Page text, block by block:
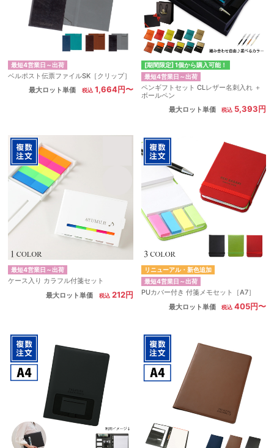
最短4営業日～出荷
ベルポスト伝票ファイルSK［クリップ］
最大ロット単価
1,664円〜
[期間限定] 1個から購入可能！
最短4営業日～出荷
ペンギフトセット CLレザー名刺入れ ＋
ボールペン
最大ロット単価
5,393円
最短4営業日～出荷
ケース入り カラフル付箋セット
最大ロット単価
212円
リニューアル・新色追加
最短4営業日～出荷
PUカバー付き 付箋メモセット［A7］
最大ロット単価
405円〜